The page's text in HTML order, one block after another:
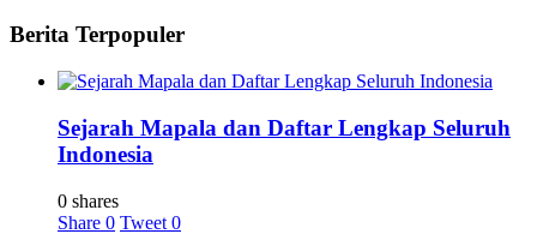
Berita Terpopuler
Sejarah Mapala dan Daftar Lengkap Seluruh
Indonesia
0 shares
Share 0 Tweet 0